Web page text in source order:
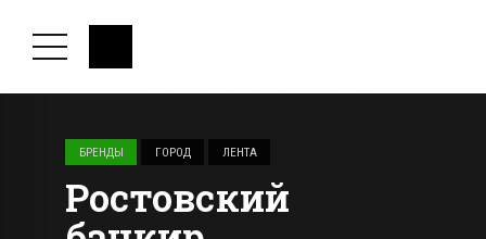
БРЕНДЫ ГОРОД ЛЕНТА
Ростовский